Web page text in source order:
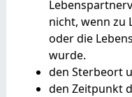
nicht, wenn zu
oder die
wurde.
den Sterbeort
den Zeitpunkt